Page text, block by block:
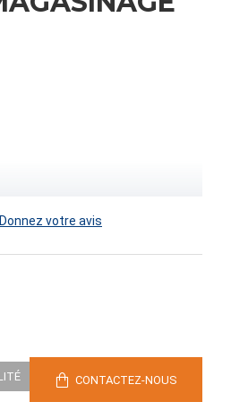
Donnez votre avis
CONTACTEZ-NOUS